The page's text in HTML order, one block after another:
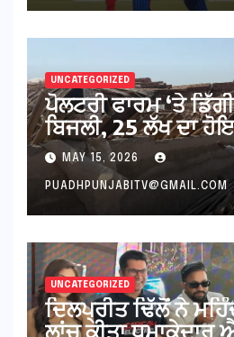
UNCATEGORIZED
ਪੋਲਟਰੀ ਫਾਰਮ ‘ਤੇ
ਬਿਜਲੀ, 25 ਲੱਖ ਦਾ
MAY 15, 2026
PUADHPUNJABITV@GMAIL.COM
UNCATEGORIZED
ਦਿਲਪ੍ਰੀਤ ਢਿੱਲੋਂ ਨੇ
ਲਾਂਚ ਕੀਤਾ